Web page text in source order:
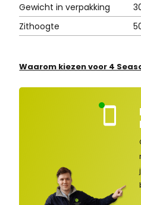
Gewicht in verpakking
Zithoogte
Waarom kiezen voor 4
nte
en